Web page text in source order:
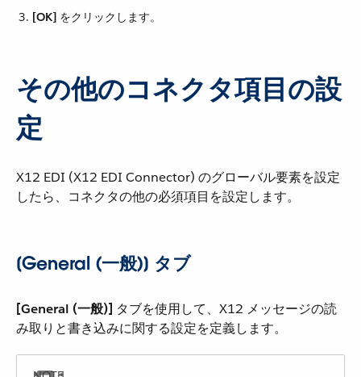
[OK] ​ をクリックします。
その他のコネクタ項目の設
定
X12 EDI (X12 EDI Connector) のグローバル要素を設定
したら、コネクタの他の必須項目を設定します。
[General (一般)] タブ
[General (一般)] ​ タブを使用して、X12 メッセージの読
み取りと書き込みに関する設定を定義します。